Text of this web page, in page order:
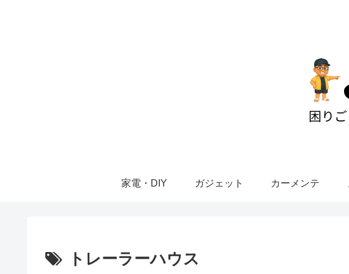
家電・DIY ガジェット カーメンテ
トレーラーハウス